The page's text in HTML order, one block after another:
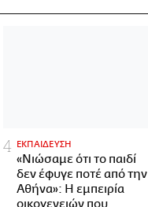
ΕΚΠΑΙΔΕΥΣΗ
«Νιώσαμε ότι το παιδί
δεν έφυγε ποτέ από την
Αθήνα»: Η εμπειρία
οικογενειών που